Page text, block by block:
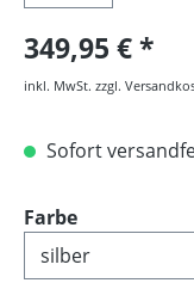
349,95 €
inkl. MwSt. zzgl.
Sofort
Farbeauswählen